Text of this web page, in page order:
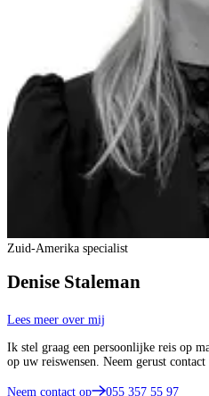
Zuid-Amerika specialist
Denise Staleman
Lees meer over mij
Ik stel graag een persoonlijke reis op
op uw reiswensen. Neem gerust
Neem contact op 055 357 55 97